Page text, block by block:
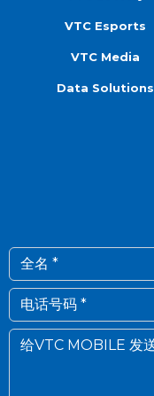
VTC Esports
VTC Media
Data Solutions